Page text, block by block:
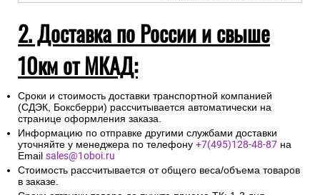
2. Доставка по России и свыше
10км от МКАД:
Сроки и стоимость доставки транспортной компанией
(СДЭК, Боксберри) рассчитывается автоматически на
странице оформления заказа.
Информацию по отправке другими службами доставки
уточняйте у менеджера по телефону +7(495)128-48-87 на
Email sales@1oboi.ru
Стоимость рассчитывается от общего веса/объема товаров
в заказе.